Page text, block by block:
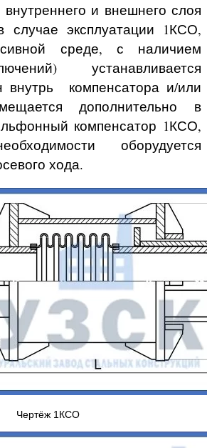
и внешнего слоя
случае эксплуатации 1КСО,
среде, с наличием
устанавливается
внутрь компенсатора и/или
дополнительно в
компенсатор 1КСО,
оборудуется
хода.
Чертёж 1КСО